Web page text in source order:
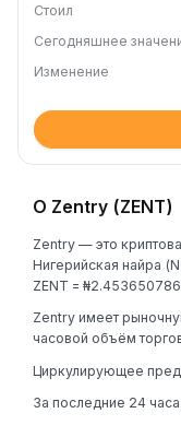
Стоил
Сегодняшнее
Изменение
О Zentry (ZENT)
Zentry — это
Нигерийская найра
ZENT =
Zentry имеет
часовой объём
Циркулирующее
За последние 24